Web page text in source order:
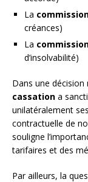
La
créances)
La
d’insolvabilité)
Dans une
cassation a
unilatéralement
contractuelle de
souligne
tarifaires et des
Par ailleurs, la